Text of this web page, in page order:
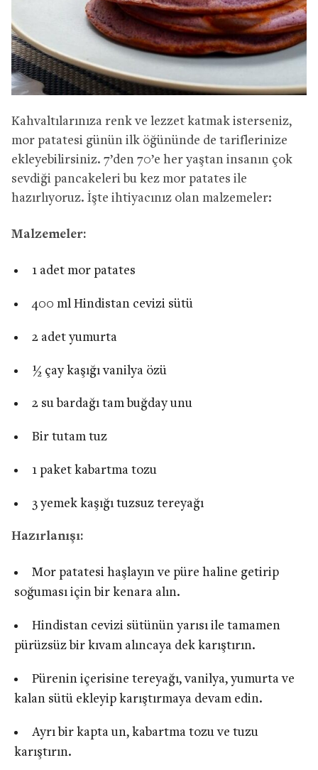
Kahvaltılarınıza renk ve lezzet katmak isterseniz,
mor patatesi günün ilk öğününde de tariflerinize
ekleyebilirsiniz. 7’den 70’e her yaştan insanın çok
sevdiği pancakeleri bu kez mor patates ile
hazırlıyoruz. İşte ihtiyacınız olan malzemeler:
Malzemeler:
1 adet mor patates
400 ml Hindistan cevizi sütü
2 adet yumurta
½ çay kaşığı vanilya özü
2 su bardağı tam buğday unu
Bir tutam tuz
1 paket kabartma tozu
3 yemek kaşığı tuzsuz tereyağı
Hazırlanışı:
Mor patatesi haşlayın ve püre haline getirip
soğuması için bir kenara alın.
Hindistan cevizi sütünün yarısı ile tamamen
pürüzsüz bir kıvam alıncaya dek karıştırın.
Pürenin içerisine tereyağı, vanilya, yumurta ve
kalan sütü ekleyip karıştırmaya devam edin.
Ayrı bir kapta un, kabartma tozu ve tuzu
karıştırın.